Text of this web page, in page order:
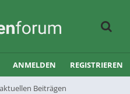
Beiträgen
ANMELDEN REGISTRIEREN